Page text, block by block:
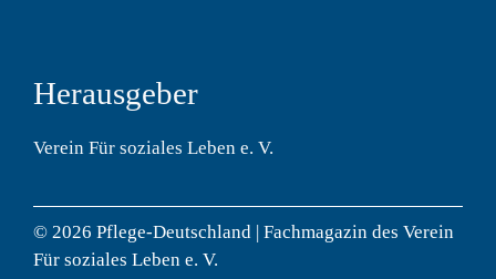
Herausgeber
Verein Für soziales Leben e. V.
© 2026 Pflege-Deutschland | Fachmagazin des Verein
Für soziales Leben e. V.